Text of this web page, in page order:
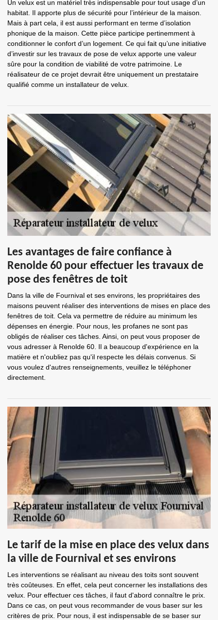
Un velux est un matériel très indispensable pour tout usage d’un
habitat. Il apporte plus de sécurité pour l’intérieur de la maison.
Mais à part cela, il est aussi performant en terme d’isolation
phonique de la maison. Cette pièce participe pertinemment à
conditionner le confort d’un logement. Ce qui fait qu’une initiative
d’investir sur les travaux de pose de velux apporte une valeur
sûre pour la condition de viabilité de votre patrimoine. Le
réalisateur de ce projet devrait être uniquement un prestataire
qualifié comme un installateur de velux.
Les avantages de faire confiance à
Renolde 60 pour effectuer les travaux de
pose des fenêtres de toit
Dans la ville de Fournival et ses environs, les propriétaires des
maisons peuvent réaliser des interventions de mises en place des
fenêtres de toit. Cela va permettre de réduire au minimum les
dépenses en énergie. Pour nous, les profanes ne sont pas
obligés de réaliser ces tâches. Ainsi, on peut vous proposer de
vous adresser à Renolde 60. Il a beaucoup d'expérience en la
matière et n'oubliez pas qu'il respecte les délais convenus. Si
vous voulez d'autres renseignements, veuillez le téléphoner
directement.
Le tarif de la mise en place des velux dans
la ville de Fournival et ses environs
Les interventions se réalisant au niveau des toits sont souvent
très coûteuses. En effet, cela peut concerner les installations des
velux. Pour effectuer ces tâches, il faut d'abord connaître le prix.
Dans ce cas, on peut vous recommander de vous baser sur les
critères de prix. Pour nous, il est indispensable de se baser sur